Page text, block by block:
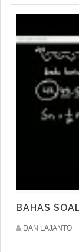
BAHAS
DAN LAJANTO